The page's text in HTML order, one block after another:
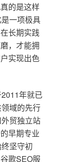
的是这样
一项极具
长期实践
，才能拥
实现出色
年就已
域的先行
贸独立站
早期专业
坚守初
歌SEO服